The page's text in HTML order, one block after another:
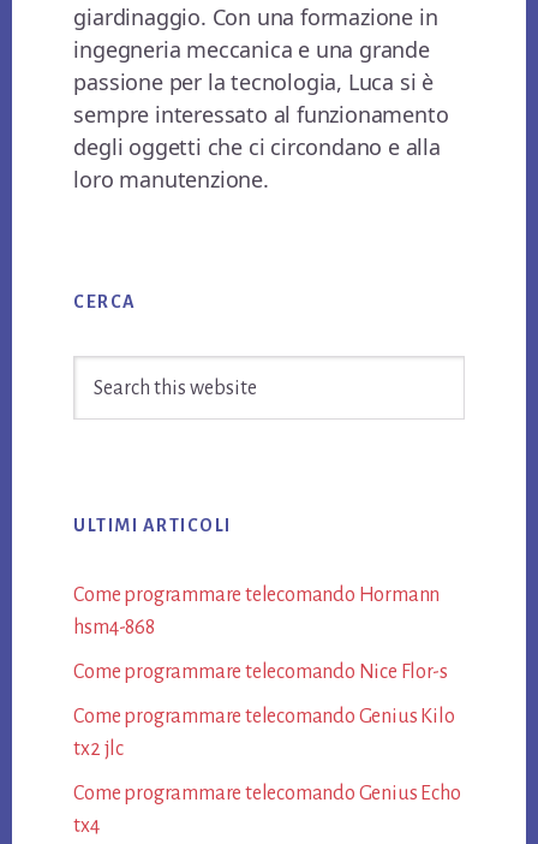
giardinaggio. Con una formazione in
ingegneria meccanica e una grande
passione per la tecnologia, Luca si è
sempre interessato al funzionamento
degli oggetti che ci circondano e alla
loro manutenzione.
Sidebar
CERCA
ULTIMI ARTICOLI
Come programmare telecomando Hormann​
hsm4-868​
Come programmare telecomando Nice Flor-s​
Come programmare telecomando Genius Kilo
tx2 jlc​
Come programmare telecomando Genius Echo
tx4​